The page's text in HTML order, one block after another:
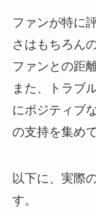
ファンが特に
さはもちろん
ファンとの距
また、トラブ
にポジティブ
の支持を集め
以下に、実際
す。